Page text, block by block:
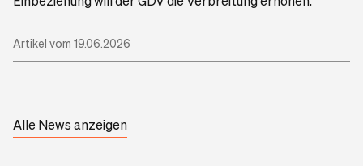
Artikel vom 19.06.2026
Alle News anzeigen